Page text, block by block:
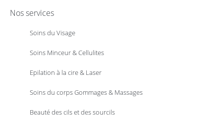
Nos services
Soins du Visage
Soins Minceur & Cellulites
Epilation à la cire & Laser
Soins du corps Gommages & Massages
Beauté des cils et des sourcils